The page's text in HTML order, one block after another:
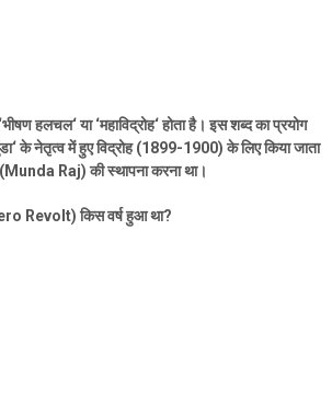
‘भीषण हलचल‘या‘महाविद्रोह‘होता है। इस शब्द का प्रयोग
‘के नेतृत्व में हुए विद्रोह (1899-1900)के लिए किया जाता
(Munda Raj)की स्थापना करना था।
Revolt)किस वर्ष हुआ था?